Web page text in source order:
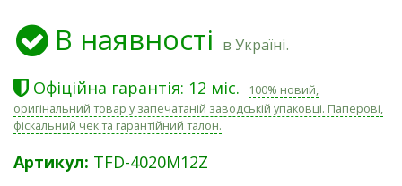
В наявності в Україні.
Офіційна гарантія: 12 міс.
100% новий,
оригінальний товар у запечатаній заводській упаковці. Паперові,
фіскальний чек та гарантійний талон.
Артикул: TFD-4020M12Z